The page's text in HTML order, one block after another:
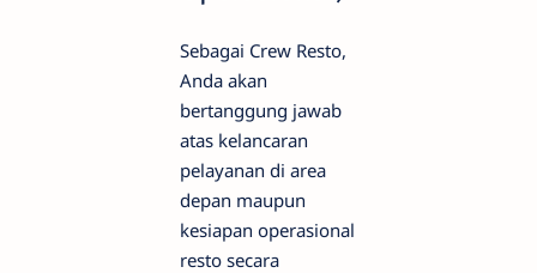
Sebagai Crew Resto,
Anda akan
bertanggung jawab
atas kelancaran
pelayanan di area
depan maupun
kesiapan operasional
resto secara